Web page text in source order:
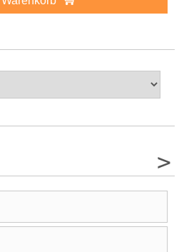
>